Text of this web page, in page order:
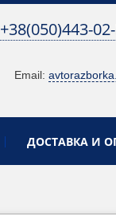
+38(050)443-
Email:
ДОСТАВКА И